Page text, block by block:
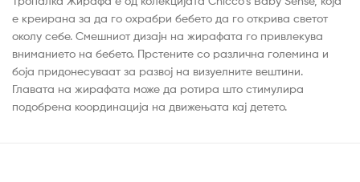
е креирана за да го охрабри бебето да го открива светот
околу себе. Смешниот дизајн на жирафата го привлекува
вниманието на бебето. Прстените со различна големина и
боја придонесуваат за развој на визуелните вештини.
Главата на жирафата може да ротира што стимулира
подобрена координација на движењата кај детето.